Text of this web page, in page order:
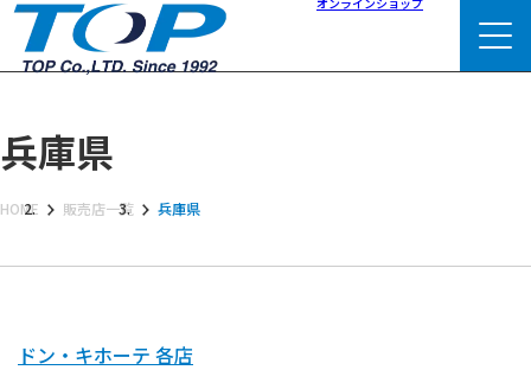
兵庫県
HOME 販売店一覧 兵庫県
ドン・キホーテ 各店